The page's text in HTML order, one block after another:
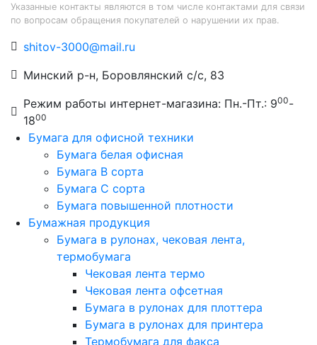
Указанные контакты являются в том числе контактами для связи
по вопросам обращения покупателей о нарушении их прав.
shitov-3000@mail.ru
Минский р-н, Боровлянский с/с, 83
Режим работы интернет-магазина: Пн.-Пт.: 900-
1800
Бумага для офисной техники
Бумага белая офисная
Бумага B сорта
Бумага C сорта
Бумага повышенной плотности
Бумажная продукция
Бумага в рулонах, чековая лента,
термобумага
Чековая лента термо
Чековая лента офсетная
Бумага в рулонах для плоттера
Бумага в рулонах для принтера
Термобумага для факса